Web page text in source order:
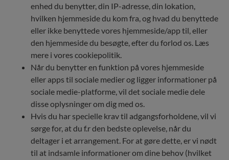
enhed du benytter, din IP-adresse, din lokation,
hvilken hjemmeside du kom fra, og hvad du benyttede
eller ikke benyttede vores hjemmeside/app til, eller
den hjemmeside du besøgte, efter du forlod os. Læs
mere i vores cookiepolitik.
Når du benytter en funktion på vores hjemmeside
eller apps til sociale medier og ligger informationer på
sociale medie-platforme, vil det sociale medie dele
disse oplysninger om dig med os.
Hvis du har specielle krav til adgangsforholdene, vil vi
sørge for, at du f.r den bedste oplevelse, når du
deltager i et arrangement. For at gøre dette, er vi nødt
til at indsamle informationer om dine behov (hvilket